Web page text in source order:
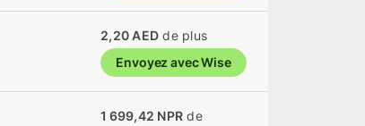
2,20 AED de plus
Envoyez avec Wise
1 699,42 NPR de